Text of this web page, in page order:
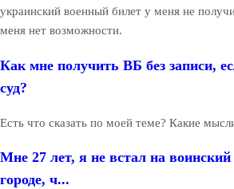
украинский военный билет у меня не
меня нет возможности.
Как мне получить ВБ без записи,
суд?
Есть что сказать по моей теме? Какие
Мне 27 лет, я не встал на
городе, ч...